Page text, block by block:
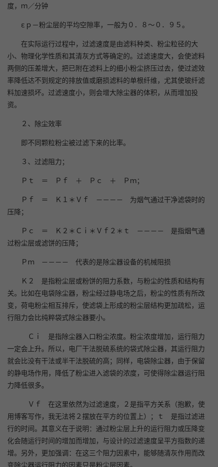
度，ｍ／分钟
εｐ－粉尘层的平均空隙率，一般为０．８～０．９５。
在实际运行过程中，过滤速度是由滤料种类、粉尘粒径的大
小、物理化学性质和其清灰方式等确定的。过滤速度大，会使滤料
两侧的压差增大，把已附在滤料上的细小粉尘挤压过去，使过滤效
率降低达不到规定的排放值或磨损滤料的单根纤维，尤其使玻纤滤
料加速损坏。过滤速度小，则会增大除尘器的体积，从而增加投
资。
２、除尘效率
即不同颗粒粉尘被过滤下来的比率。
３、过滤阻力；
Ｐｔ ＝ Ｐｆ ＋ Ｐｃ ＋ Ｐｍ；
Ｐｆ ＝ Ｋ１＊Ｖｆ －－－－ 为烟气通过干净滤袋时的
压降；
Ｐｃ ＝ Ｋ２＊Ｃｉ＊Ｖｆ２＊ｔ －－－－ 是指烟气通
过粉尘层或滤饼的压降；
Ｐｍ －－－－ 代表的是除尘器设备的机械阻损
Ｋ２ 是指粉尘层或粉饼的阻力系数，与粉尘的性质和结构有
关。比如在电袋除尘器，粉尘经过静电场之后，粉尘的性质有所改
变，荷电粉尘相互排斥，使滤袋上形成的粉尘层结构更加疏松，运
行阻力会比纯粹袋式除尘器要小。
Ｃｉ 是指除尘器入口粉尘浓度。粉尘浓度增加，运行阻力
一定会上升。所以，电厂干法脱硫系统的袋式除尘器，其运行阻力
就会比没有干法或半干法脱硫的高；同样，电袋除尘器，由于保留
的静电场作用，降低了粉尘进入滤袋的浓度，可使得除尘器运行阻
力降低很多。
Ｖｆ 在这里依然为过滤速度，２是指平方关系（抱歉，使
用博客写作，我无法将２摆放在平方的位置上）；ｔ 是指过滤进
行的时间。其意义在于说明：通过粉尘层上升的运行阻力或压降变
化会随运行时间的增加而增加，与设计的过滤速度呈平方指数的递
增。另外，更加强调：在这三个阻力因素中，能够随清灰作用而改
变除尘器运行阻力的因素只是粉尘层因素。